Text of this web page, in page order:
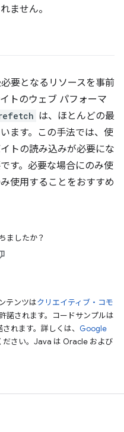
ません。
要となるリソースを事前
トのウェブ パフォーマ
は、ほとんどの最
ます。この手法では、使
トの読み込みが必要にな
す。必要な場合にのみ使
使用することをおすすめ
ましたか？
テンツはクリエイティブ・コモ
諾されます。コードサンプルは
れます。詳しくは、 Google
ださい。Java は Oracle および